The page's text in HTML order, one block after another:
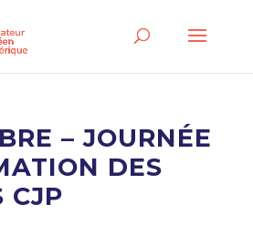
– JOURNÉE
DES
CJP